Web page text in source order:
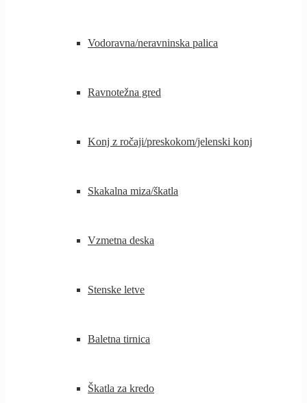
Vodoravna/neravninska palica
Ravnotežna gred
Konj z ročaji/preskokom/jelenski konj
Skakalna miza/škatla
Vzmetna deska
Stenske letve
Baletna tirnica
Škatla za kredo